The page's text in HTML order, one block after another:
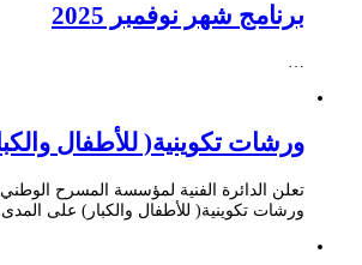
برنامج شهر نوفمبر 2025
ورشات تكوينية( للأطفال
تعلن الدائرة الفنية لمؤسسة المسرح
ورشات تكوينية( للأطفال والكبار) على المدى